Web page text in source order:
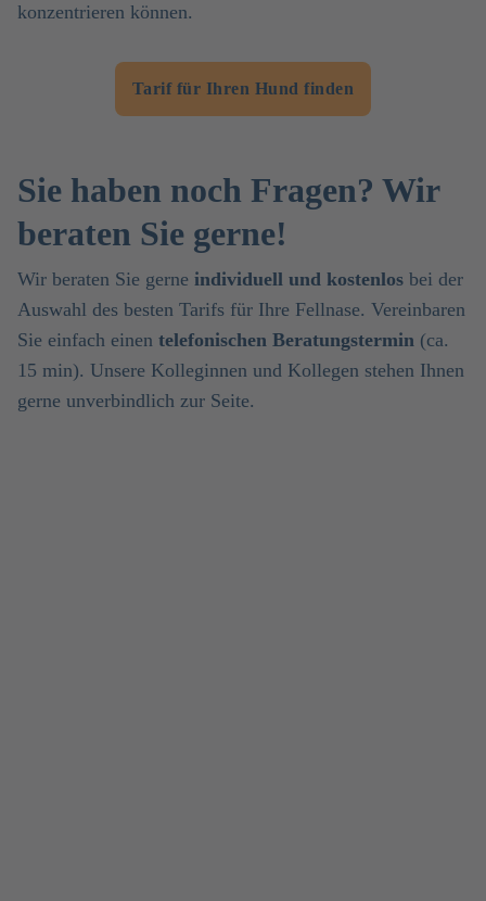
konzentrieren können.
Tarif für Ihren Hund finden
Sie haben noch Fragen? Wir
beraten Sie gerne!
Wir beraten Sie gerne individuell und kostenlos bei der
Auswahl des besten Tarifs für Ihre Fellnase. Vereinbaren
Sie einfach einen telefonischen Beratungstermin (ca.
15 min). Unsere Kolleginnen und Kollegen stehen Ihnen
gerne unverbindlich zur Seite.